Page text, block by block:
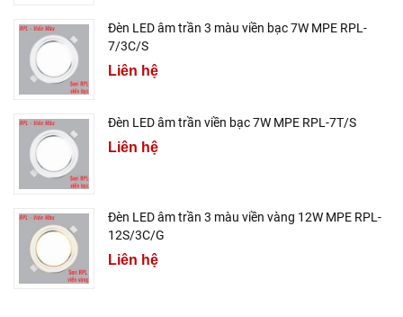
Đèn LED âm trần 3 màu viền bạc 7W MPE RPL-
7/3C/S
Liên hệ
Đèn LED âm trần viền bạc 7W MPE RPL-7T/S
Liên hệ
Đèn LED âm trần 3 màu viền vàng 12W MPE RPL-
12S/3C/G
Liên hệ